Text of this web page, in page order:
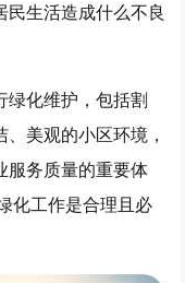
生活造成什么不良
绿化维护，包括割
美观的小区环境，
服务质量的重要体
化工作是合理且必